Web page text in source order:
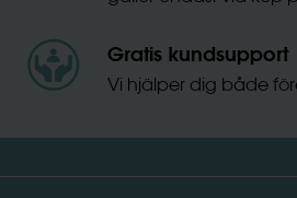
Gratis kundsupport
Vi hjälper dig både